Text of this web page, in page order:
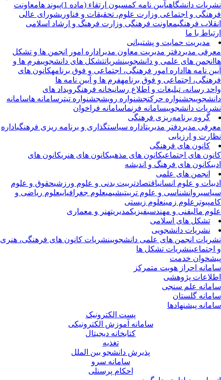
دانشگاهیآیین نامه کمسیون ارتقاء (ماده 1) پیوند هامعاونت
و اجتماعی وزارت علوم، تحقیقات و فناوریشورای عالی
فرهنگیمعاونت فرهنگی وزارت فرهنگ و ارشاد اسلامی
با ما
مدیریت حمایت و پشتیبانی
مدیردفتر مدیریتمعاون مدیراداره امور انجمن ها و تشکل
انجمن های علمی و دانشجویینشریاتتشکل های دانشجوییفرم ها و
نامه هااداره امور فرهنگی، اجتماعی و فوق برنامهکانون های
اجتماعی و فوق برنامهفرم ها و آیین نامه ها
رسانه، تبلیغات و اطلاع رسانیخانه فرهنگرویداد های
جشنواره حرکتجشنواره رویشجشنواره تیترسامانه هاسامانه
دانشجوییسامانه فرنماسامانه فراخوان
گروه برنامه‌ریزی فرهنگی
مدیردفتر مدیریت اداره سیاستگذاری و برنامه ریزی فرهنگیاداره
و ارزیابی
کانون های فرهنگی
های اجتماعیکانون های مذهبیکانون های هنریکانون های
کانون های فرهنگ و اندیشه
انجمن های علمی
و علوم انسانیاقتصادتربیت بدنی و علوم ورزشیحقوق و علوم
روانشناسی و علوم تربیتیشیمیعلوم جغرافیاییعلوم ریاضی و
علوم زمینعلوم زیستی
مالیفنی و مهندسیفیزیکمدیریت هنر و معماری
تشکل های اسلامی
نشریات دانشجویی
انجمن های علمی دانشجویینشریات کانون های فرهنگی، هنری
نشریات تشکل ها
خدمت
احراز هویت متمرکز
پژوهشی
علم سنجی
گلستان
پیشنهادها
پست الکترونیک
سامانه آموزش الکترونیکی
کتابخانه دیجیتال
تغذیه
پذیرش دانشجو بین الملل
سامانه سرو
احکام پرسنلی